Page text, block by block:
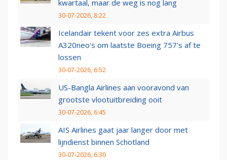
kwartaal, maar de weg is nog lang
30-07-2026, 8:22
Icelandair tekent voor zes extra Airbus
A320neo's om laatste Boeing 757's af te
lossen
30-07-2026, 6:52
US-Bangla Airlines aan vooravond van
grootste vlootuitbreiding ooit
30-07-2026, 6:45
AIS Airlines gaat jaar langer door met
lijndienst binnen Schotland
30-07-2026, 6:30